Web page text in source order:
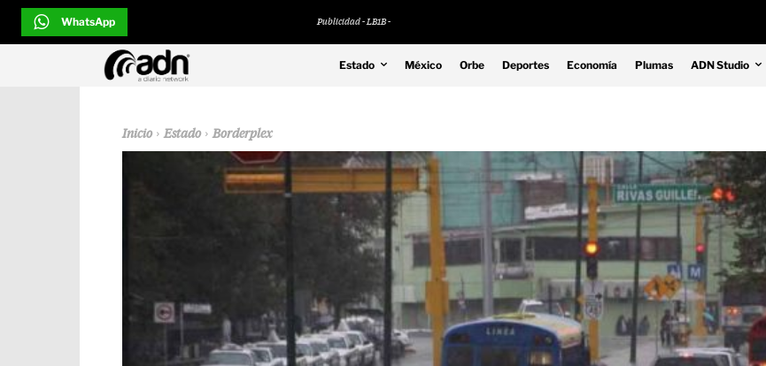
WhatsApp Publicidad - LB1B -
Estado México Orbe Deportes Economía Plumas ADN Studio
Inicio Estado Borderplex